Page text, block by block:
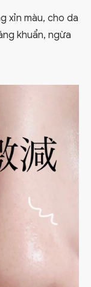
xỉn màu, cho da
khuẩn, ngừa